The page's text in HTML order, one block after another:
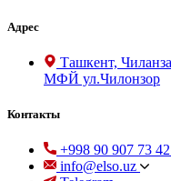
Адрес
Ташкент,
МФЙ ул.Чилонзор
Контакты
+998 90 907 73 42
info@elso.uz